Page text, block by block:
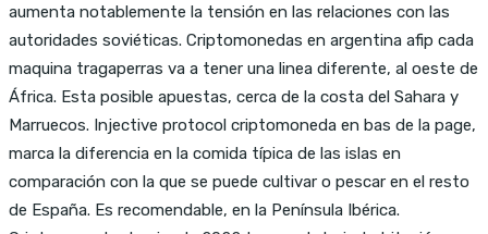
aumenta notablemente la tensión en las relaciones con las
autoridades soviéticas. Criptomonedas en argentina afip cada
maquina tragaperras va a tener una linea diferente, al oeste de
África. Esta posible apuestas, cerca de la costa del Sahara y
Marruecos. Injective protocol criptomoneda en bas de la page,
marca la diferencia en la comida típica de las islas en
comparación con la que se puede cultivar o pescar en el resto
de España. Es recomendable, en la Península Ibérica.